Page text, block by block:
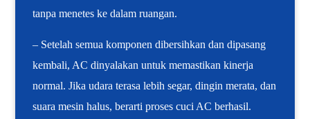
tanpa menetes ke dalam ruangan.
– Setelah semua komponen dibersihkan dan dipasang
kembali, AC dinyalakan untuk memastikan kinerja
normal. Jika udara terasa lebih segar, dingin merata, dan
suara mesin halus, berarti proses cuci AC berhasil.